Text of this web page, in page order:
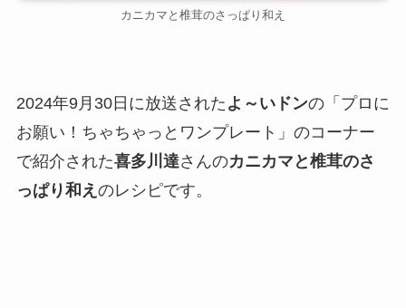
カニカマと椎茸のさっぱり和え
2024年9月30日に放送された よ～いドンの「プロに
お願い！ちゃちゃっとワンプレート」のコーナー
で紹介された喜多川達さんのカニカマと椎茸のさ
っぱり和え のレシピです。